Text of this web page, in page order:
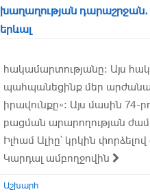
խաղաղության դարաշրջան.
երևալ
հակամարտությանը: Այս
պահպանեցինք մեր
իրավունքը»։ Այս մասին
բացման արարողության
Իլհամ Ալիը՝ կրկին
Կարդալ ամբողջովին
Աշխարհ